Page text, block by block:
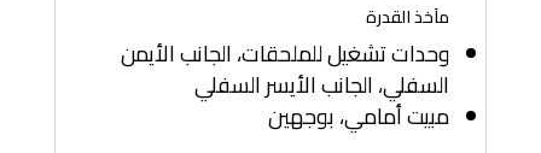
مآخذ القدرة
وحدات تشغيل للملحقات، الجانب الأيمن
السفلي، الجانب الأيسر السفلي
مبيت أمامي، بوجهين